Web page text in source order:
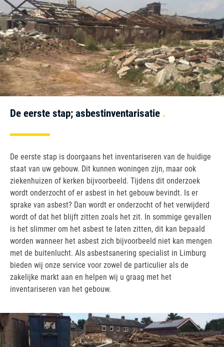
De eerste stap; asbestinventarisatie
De eerste stap is doorgaans het inventariseren van de huidige
staat van uw gebouw. Dit kunnen woningen zijn, maar ook
ziekenhuizen of kerken bijvoorbeeld. Tijdens dit onderzoek
wordt onderzocht of er asbest in het gebouw bevindt. Is er
sprake van asbest? Dan wordt er onderzocht of het verwijderd
wordt of dat het blijft zitten zoals het zit. In sommige gevallen
is het slimmer om het asbest te laten zitten, dit kan bepaald
worden wanneer het asbest zich bijvoorbeeld niet kan mengen
met de buitenlucht. Als asbestsanering specialist in Limburg
bieden wij onze service voor zowel de particulier als de
zakelijke markt aan en helpen wij u graag met het
inventariseren van het gebouw.